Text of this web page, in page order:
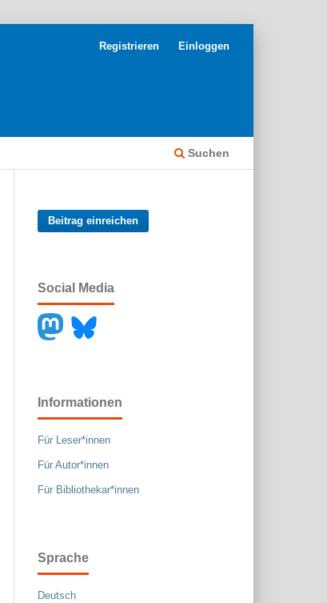
Suchen
Registrieren Einloggen
Beitrag einreichen
Social Media
Informationen
Für Leser*innen
Für Autor*innen
Für Bibliothekar*innen
Sprache
Deutsch